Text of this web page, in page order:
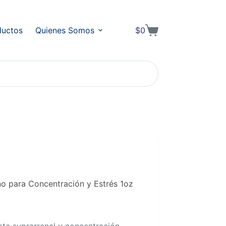
Quienes Somos
Shopping
$0
para Concentración y Estrés 1oz